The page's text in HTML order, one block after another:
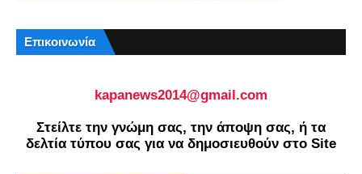
Επικοινωνία
kapanews2014@gmail.com
Στείλτε την γνώμη σας, την άποψη σας, ή τα
δελτία τύπου σας για να δημοσιευθούν στο Site